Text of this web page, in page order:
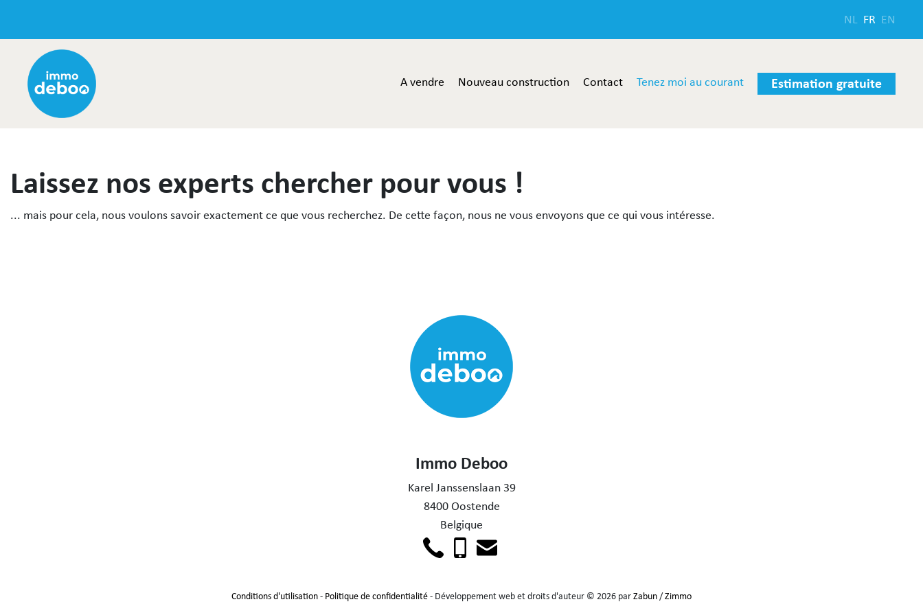
NL FR EN
A vendre Nouveau construction Contact Tenez moi au courant Estimation gratuite
Laissez nos experts chercher pour vous !
... mais pour cela, nous voulons savoir exactement ce que vous recherchez. De cette façon, nous ne vous envoyons que ce qui vous intéresse.
Immo Deboo
Karel Janssenslaan 39
8400 Oostende
Belgique
Conditions d'utilisation- Politique de confidentialité- Développement web et droits d'auteur © 2026 parZabun/Zimmo